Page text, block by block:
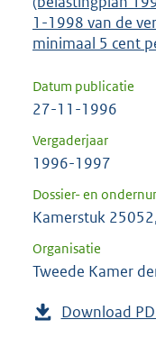
1-1998 van de
minimaal 5 cent
Datum publicatie
27-11-1996
Vergaderjaar
1996-1997
Dossier- en
Kamerstuk
Organisatie
Tweede Kamer
Download